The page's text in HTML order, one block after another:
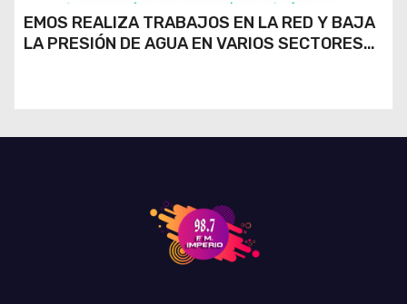
EMOS REALIZA TRABAJOS EN LA RED Y BAJA
LA PRESIÓN DE AGUA EN VARIOS SECTORES